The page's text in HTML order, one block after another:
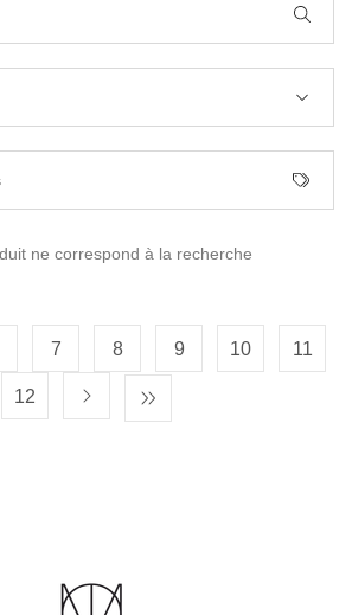
ne correspond à la recherche
7 8 9 10 11
12